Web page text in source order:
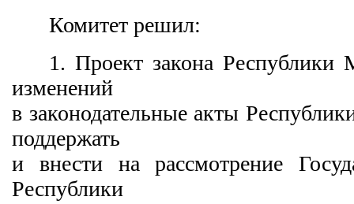
Комитет решил:
1. Проект закона
изменений
в законодательные акты
поддержать
и внести на рассмотрение
Республики